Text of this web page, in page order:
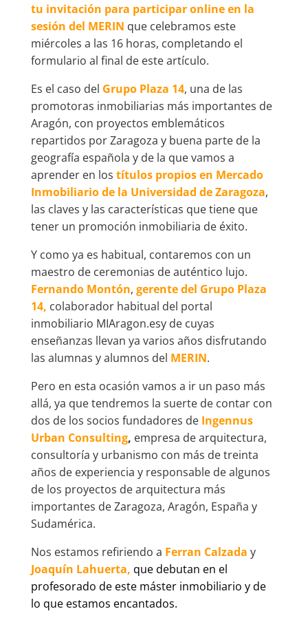
tu invitación para participar online en la
sesión del MERIN que celebramos este
miércoles a las 16 horas, completando el
formulario al final de este artículo.
Es el caso del Grupo Plaza 14, una de las
promotoras inmobiliarias más importantes de
Aragón, con proyectos emblemáticos
repartidos por Zaragoza y buena parte de la
geografía española y de la que vamos a
aprender en los títulos propios en Mercado
Inmobiliario de la Universidad de Zaragoza,
las claves y las características que tiene que
tener un promoción inmobiliaria de éxito.
Y como ya es habitual, contaremos con un
maestro de ceremonias de auténtico lujo.
Fernando Montón, gerente del Grupo Plaza
14, colaborador habitual del portal
inmobiliario MIAragon.esy de cuyas
enseñanzas llevan ya varios años disfrutando
las alumnas y alumnos del MERIN.
Pero en esta ocasión vamos a ir un paso más
allá, ya que tendremos la suerte de contar con
dos de los socios fundadores de Ingennus
Urban Consulting, empresa de arquitectura,
consultoría y urbanismo con más de treinta
años de experiencia y responsable de algunos
de los proyectos de arquitectura más
importantes de Zaragoza, Aragón, España y
Sudamérica.
Nos estamos refiriendo a Ferran Calzada y
Joaquín Lahuerta, que debutan en el
profesorado de este máster inmobiliario y de
lo que estamos encantados.